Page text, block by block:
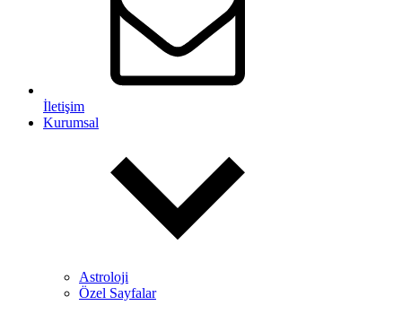
İletişim
Kurumsal
Astroloji
Özel Sayfalar